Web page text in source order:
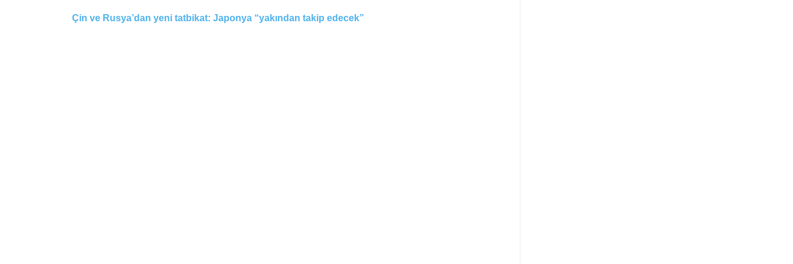
Çin ve Rusya’dan yeni tatbikat: Japonya “yakından takip edecek”